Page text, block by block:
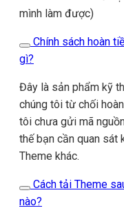
mình làm được)
Chính sách hoàn
gì?
Đây là sản phẩm kỹ
chúng tôi từ chối
tôi chưa gửi mã
thế bạn cần quan sát
Theme khác.
Cách tải Theme
nào?